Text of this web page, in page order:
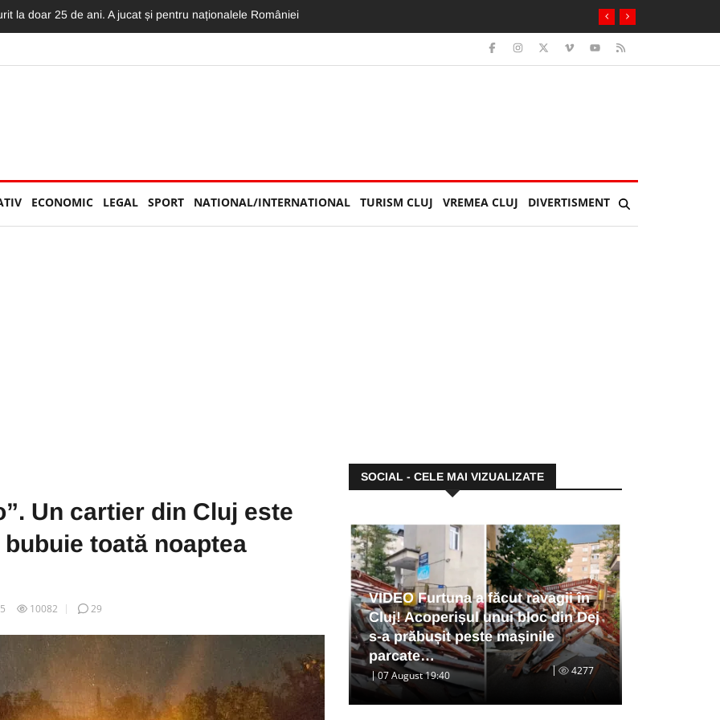
serioasă la UNTOLD, în public. Nu știai cu cine să ții: Hai, România! sau Hai, Suedia! Voi cui ați făcut „galerie”?
ECONOMIC LEGAL SPORT NATIONAL/INTERNATIONAL TURISM CLUJ VREMEA CLUJ DIVERTISMENT
Un cartier din Cluj este
toată noaptea
10082 29
SOCIAL - CELE MAI VIZUALIZATE
VIDEO Furtuna a făcut ravagii în
Cluj! Acoperișul unui bloc din Dej
s-a prăbușit peste mașinile
parcate…
07 August 19:40 4277